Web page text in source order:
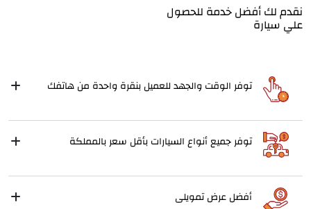
نقدم لك أفضل خدمة للحصول
علي سيارة
توفر الوقت والجهد للعميل بنقرة واحدة من هاتفك
توفر جميع أنواع السيارات بأقل سعر بالمملكة
أفضل عرض تمويلى